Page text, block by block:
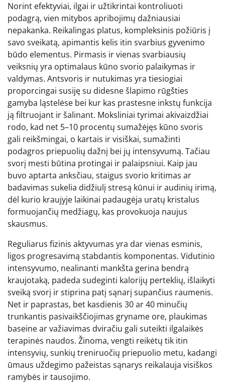
Norint efektyviai, ilgai ir užtikrintai kontroliuoti
podagrą, vien mitybos apribojimų dažniausiai
nepakanka. Reikalingas platus, kompleksinis požiūris į
savo sveikatą, apimantis kelis itin svarbius gyvenimo
būdo elementus. Pirmasis ir vienas svarbiausių
veiksnių yra optimalaus kūno svorio palaikymas ir
valdymas. Antsvoris ir nutukimas yra tiesiogiai
proporcingai susiję su didesne šlapimo rūgšties
gamyba ląstelėse bei kur kas prastesne inkstų funkcija
ją filtruojant ir šalinant. Moksliniai tyrimai akivaizdžiai
rodo, kad net 5–10 procentų sumažėjęs kūno svoris
gali reikšmingai, o kartais ir visiškai, sumažinti
podagros priepuolių dažnį bei jų intensyvumą. Tačiau
svorį mesti būtina protingai ir palaipsniui. Kaip jau
buvo aptarta anksčiau, staigus svorio kritimas ar
badavimas sukelia didžiulį stresą kūnui ir audinių irimą,
dėl kurio kraujyje laikinai padaugėja uratų kristalus
formuojančių medžiagų, kas provokuoja naujus
skausmus.
Reguliarus fizinis aktyvumas yra dar vienas esminis,
ligos progresavimą stabdantis komponentas. Vidutinio
intensyvumo, nealinanti mankšta gerina bendrą
kraujotaką, padeda sudeginti kalorijų perteklių, išlaikyti
sveiką svorį ir stiprina patį sąnarį supančius raumenis.
Net ir paprastas, bet kasdienis 30 ar 40 minučių
trunkantis pasivaikščiojimas gryname ore, plaukimas
baseine ar važiavimas dviračiu gali suteikti ilgalaikės
terapinės naudos. Žinoma, vengti reikėtų tik itin
intensyvių, sunkių treniruočių priepuolio metu, kadangi
ūmaus uždegimo pažeistas sąnarys reikalauja visiškos
ramybės ir tausojimo.